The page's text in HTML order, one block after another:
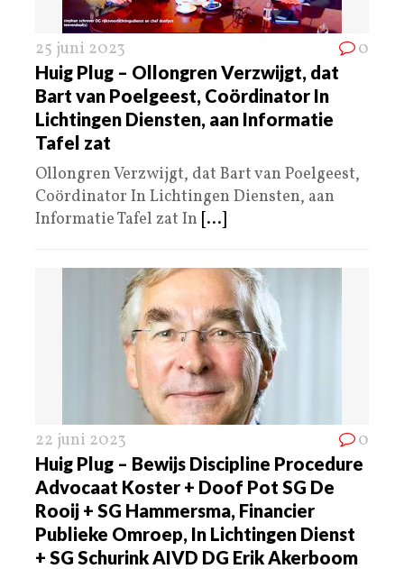
25 juni 2023 0
Huig Plug – Ollongren Verzwijgt, dat
Bart van Poelgeest, Coördinator In
Lichtingen Diensten, aan Informatie
Tafel zat
Ollongren Verzwijgt, dat Bart van Poelgeest,
Coördinator In Lichtingen Diensten, aan
Informatie Tafel zat In [...]
22 juni 2023 0
Huig Plug – Bewijs Discipline Procedure
Advocaat Koster + Doof Pot SG De
Rooij + SG Hammersma, Financier
Publieke Omroep, In Lichtingen Dienst
+ SG Schurink AIVD DG Erik Akerboom